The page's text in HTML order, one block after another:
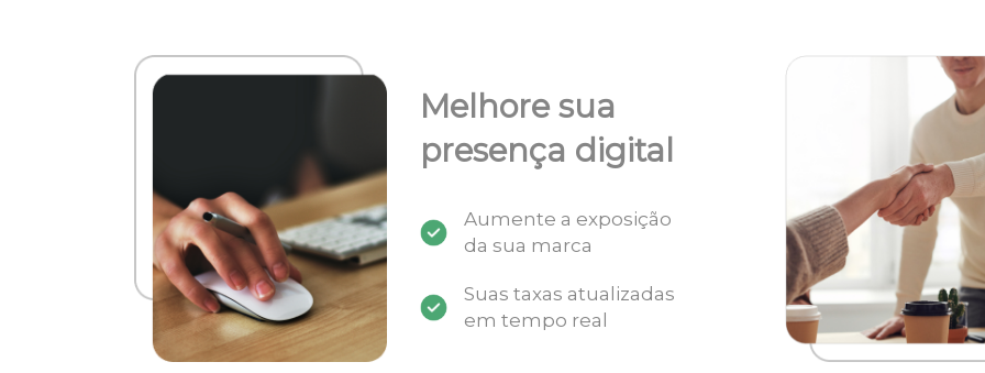
Melhore sua
presença digital
Aumente a exposição
da sua marca
Suas taxas atualizadas
em tempo real